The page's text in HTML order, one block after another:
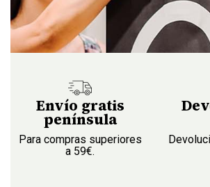
Envío gratis
península
Para compras superiores
a 59€.